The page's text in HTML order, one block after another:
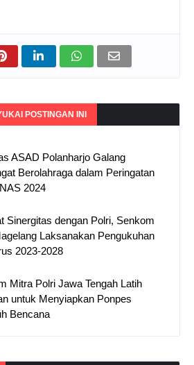
POSTINGAN INI
ASAD Polanharjo Galang
Berolahraga dalam Peringatan
2024
Sinergitas dengan Polri, Senkom
Laksanakan Pengukuhan
2023-2028
Mitra Polri Jawa Tengah Latih
untuk Menyiapkan Ponpes
Bencana